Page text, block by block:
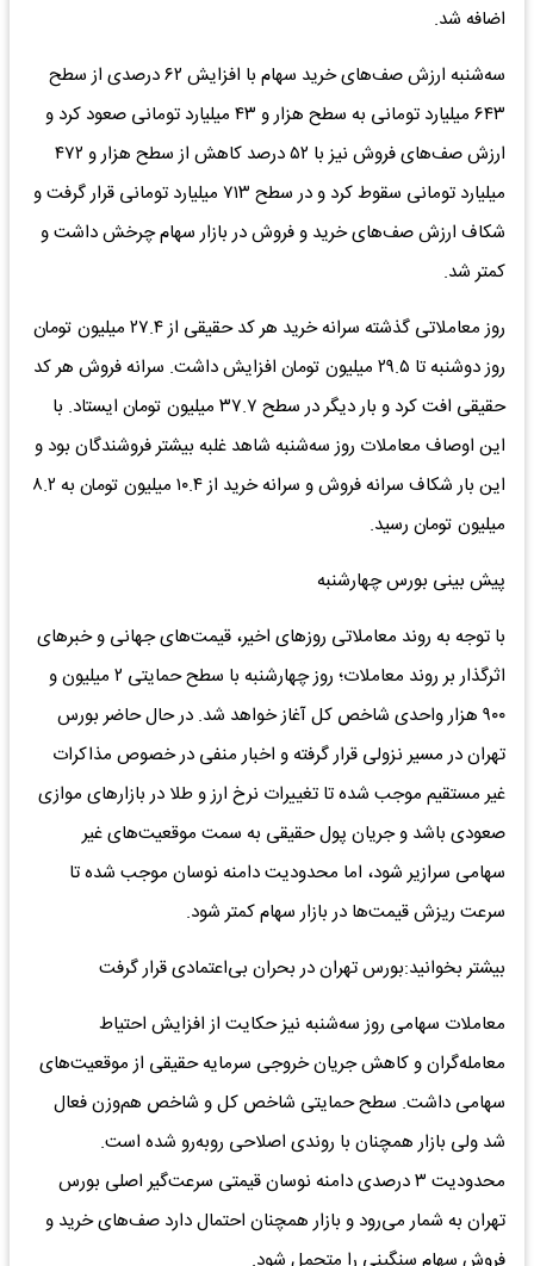
اضافه شد.
سه‌شنبه ارزش صف‌های خرید سهام با افزایش ۶۲ درصدی از سطح
۶۴۳ میلیارد تومانی به سطح هزار و ۴۳ میلیارد تومانی صعود کرد و
ارزش صف‌های فروش نیز با ۵۲ درصد کاهش از سطح هزار و ۴۷۲
میلیارد تومانی سقوط کرد و در سطح ۷۱۳ میلیارد تومانی قرار گرفت و
شکاف ارزش صف‌های خرید و فروش در بازار سهام چرخش داشت و
کمتر شد.
روز معاملاتی گذشته سرانه خرید هر کد حقیقی از ۲۷.۴ میلیون تومان
روز دوشنبه تا ۲۹.۵ میلیون تومان افزایش داشت. سرانه فروش هر کد
حقیقی افت کرد و بار دیگر در سطح ۳۷.۷ میلیون تومان ایستاد. با
این اوصاف معاملات روز سه‌شنبه شاهد غلبه بیشتر فروشندگان بود و
این بار شکاف سرانه فروش و سرانه خرید از ۱۰.۴ میلیون تومان به ۸.۲
میلیون تومان رسید.
پیش بینی بورس چهار‌شنبه
با توجه به روند معاملاتی روز‌های اخیر، قیمت‌های جهانی و خبر‌های
اثرگذار بر روند معاملات؛ روز چهار‌شنبه با سطح حمایتی ۲ میلیون و
۹۰۰ هزار واحدی شاخص کل آغاز خواهد شد. در حال حاضر بورس
تهران در مسیر نزولی قرار گرفته و اخبار منفی در خصوص مذاکرات
غیر مستقیم موجب شده تا تغییرات نرخ ارز و طلا در بازار‌های موازی
صعودی باشد و جریان پول حقیقی به سمت موقعیت‌های غیر
سهامی سرازیر شود، اما محدودیت دامنه نوسان موجب شده تا
سرعت ریزش قیمت‌ها در بازار سهام کمتر شود.
بیشتر بخوانید:بورس تهران در بحران بی‌اعتمادی قرار گرفت
معاملات سهامی روز سه‌شنبه نیز حکایت از افزایش احتیاط
معامله‌گران و کاهش جریان خروجی سرمایه حقیقی از موقعیت‌های
سهامی داشت. سطح حمایتی شاخص کل و شاخص هم‌وزن فعال
شد ولی بازار همچنان با روندی اصلاحی رو‌به‌رو شده است.
محدودیت ۳ درصدی دامنه نوسان قیمتی سرعت‌گیر اصلی بورس
تهران به شمار می‌رود و بازار همچنان احتمال دارد صف‌های خرید و